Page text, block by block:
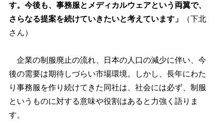
す。今後も、事務服とメディカルウェアという両翼で、
さらなる提案を続けていきたいと考えています」
（下北
さん）
企業の制服廃止の流れ、日本の人口の減少に伴い、今
後の需要は期待しづらい市場環境。しかし、長年にわた
り事務服を作り続けてきた同社は、社会には必ず、制服
というものに対する意味や役割はあると力強く語りま
す。